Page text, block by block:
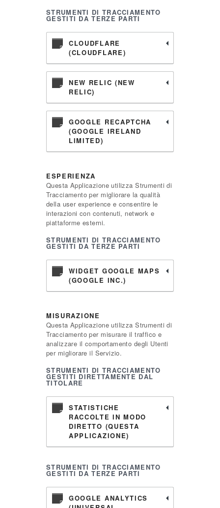
STRUMENTI DI TRACCIAMENTO
GESTITI DA TERZE PARTI
CLOUDFLARE
(CLOUDFLARE)
NEW RELIC (NEW
RELIC)
GOOGLE RECAPTCHA
(GOOGLE IRELAND
LIMITED)
ESPERIENZA
Questa Applicazione utilizza Strumenti di
Tracciamento per migliorare la qualità
della user experience e consentire le
interazioni con contenuti, network e
piattaforme esterni.
STRUMENTI DI TRACCIAMENTO
GESTITI DA TERZE PARTI
WIDGET GOOGLE MAPS
(GOOGLE INC.)
MISURAZIONE
Questa Applicazione utilizza Strumenti di
Tracciamento per misurare il traffico e
analizzare il comportamento degli Utenti
per migliorare il Servizio.
STRUMENTI DI TRACCIAMENTO
GESTITI DIRETTAMENTE DAL
TITOLARE
STATISTICHE
RACCOLTE IN MODO
DIRETTO (QUESTA
APPLICAZIONE)
STRUMENTI DI TRACCIAMENTO
GESTITI DA TERZE PARTI
GOOGLE ANALYTICS